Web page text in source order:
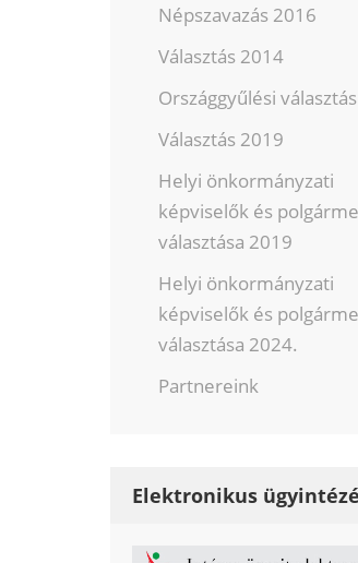
Népszavazás 2016
Választás 2014
Országgyűlési
Választás 2019
Helyi önkormányzati
képviselők és
választása 2019
Helyi önkormányzati
képviselők és
választása 2024.
Partnereink
Elektronikus